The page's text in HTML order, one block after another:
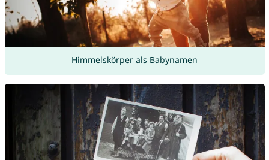
Himmelskörper als Babynamen